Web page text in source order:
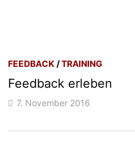
FEEDBACK/TRAINING
Feedback erleben
7. November 2016